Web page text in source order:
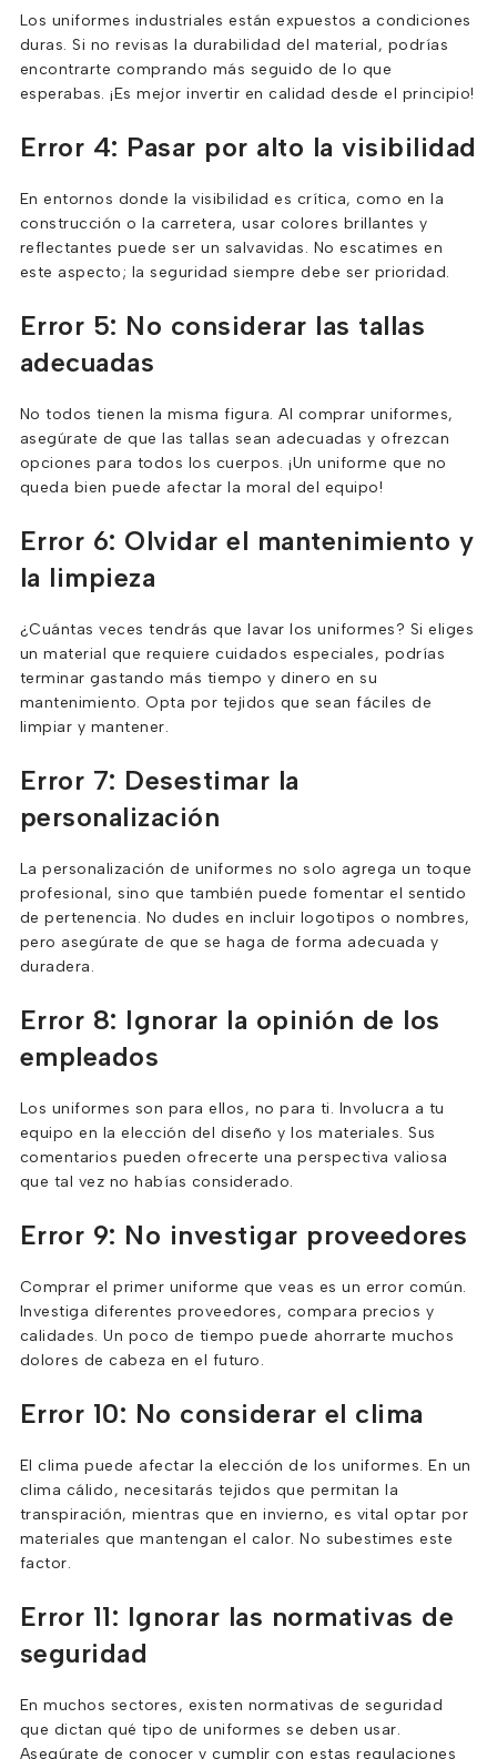
Los uniformes industriales están expuestos a condiciones
duras. Si no revisas la durabilidad del material, podrías
encontrarte comprando más seguido de lo que
esperabas. ¡Es mejor invertir en calidad desde el principio!
Error 4: Pasar por alto la visibilidad
En entornos donde la visibilidad es crítica, como en la
construcción o la carretera, usar colores brillantes y
reflectantes puede ser un salvavidas. No escatimes en
este aspecto; la seguridad siempre debe ser prioridad.
Error 5: No considerar las tallas
adecuadas
No todos tienen la misma figura. Al comprar uniformes,
asegúrate de que las tallas sean adecuadas y ofrezcan
opciones para todos los cuerpos. ¡Un uniforme que no
queda bien puede afectar la moral del equipo!
Error 6: Olvidar el mantenimiento y
la limpieza
¿Cuántas veces tendrás que lavar los uniformes? Si eliges
un material que requiere cuidados especiales, podrías
terminar gastando más tiempo y dinero en su
mantenimiento. Opta por tejidos que sean fáciles de
limpiar y mantener.
Error 7: Desestimar la
personalización
La personalización de uniformes no solo agrega un toque
profesional, sino que también puede fomentar el sentido
de pertenencia. No dudes en incluir logotipos o nombres,
pero asegúrate de que se haga de forma adecuada y
duradera.
Error 8: Ignorar la opinión de los
empleados
Los uniformes son para ellos, no para ti. Involucra a tu
equipo en la elección del diseño y los materiales. Sus
comentarios pueden ofrecerte una perspectiva valiosa
que tal vez no habías considerado.
Error 9: No investigar proveedores
Comprar el primer uniforme que veas es un error común.
Investiga diferentes proveedores, compara precios y
calidades. Un poco de tiempo puede ahorrarte muchos
dolores de cabeza en el futuro.
Error 10: No considerar el clima
El clima puede afectar la elección de los uniformes. En un
clima cálido, necesitarás tejidos que permitan la
transpiración, mientras que en invierno, es vital optar por
materiales que mantengan el calor. No subestimes este
factor.
Error 11: Ignorar las normativas de
seguridad
En muchos sectores, existen normativas de seguridad
que dictan qué tipo de uniformes se deben usar.
Asegúrate de conocer y cumplir con estas regulaciones